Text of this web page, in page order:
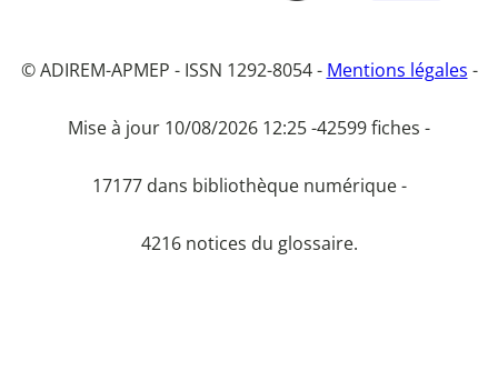
© ADIREM-APMEP - ISSN 1292-8054 - Mentions légales -
Mise à jour 10/08/2026 12:25 -42599 fiches -
17177 dans bibliothèque numérique -
4216 notices du glossaire.